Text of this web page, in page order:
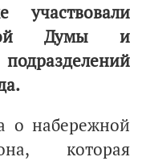
Думы и
о набережной
которая